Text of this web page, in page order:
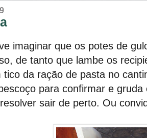
imaginar que os potes de
de tanto que lambe os
tico da ração de pasta no
para confirmar e
sair de perto. Ou